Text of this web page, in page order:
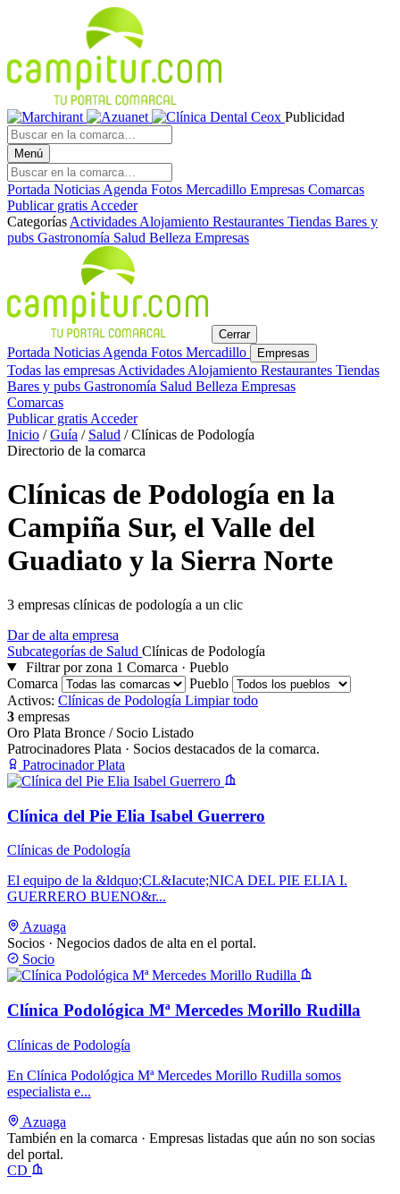
Publicidad
Menú
Portada Noticias Agenda Fotos Mercadillo Empresas Comarcas
Publicar gratis Acceder
Categorías Actividades Alojamiento Restaurantes Tiendas Bares y
pubs Gastronomía Salud Belleza Empresas
Cerrar
Portada Noticias Agenda Fotos Mercadillo Empresas
Todas las empresas Actividades Alojamiento Restaurantes Tiendas
Bares y pubs Gastronomía Salud Belleza Empresas
Comarcas
Publicar gratis Acceder
Inicio / Guía / Salud / Clínicas de Podología
Directorio de la comarca
Clínicas de Podología en la
Campiña Sur, el Valle del
Guadiato y la Sierra Norte
3 empresas clínicas de podología a un clic
Dar de alta empresa
Subcategorías de Salud Clínicas de Podología
Filtrar por zona 1 Comarca · Pueblo
Comarca
Pueblo
Activos: Clínicas de Podología Limpiar todo
3 empresas
Oro Plata Bronce / Socio Listado
Patrocinadores Plata · Socios destacados de la comarca.
Patrocinador Plata
Clínica del Pie Elia Isabel Guerrero
Clínicas de Podología
El equipo de la &ldquo;CL&Iacute;NICA DEL PIE ELIA I.
GUERRERO BUENO&r...
Azuaga
Socios · Negocios dados de alta en el portal.
Socio
Clínica Podológica Mª Mercedes Morillo Rudilla
Clínicas de Podología
En Clínica Podológica Mª Mercedes Morillo Rudilla somos
especialista e...
Azuaga
También en la comarca · Empresas listadas que aún no son socias
del portal.
CD